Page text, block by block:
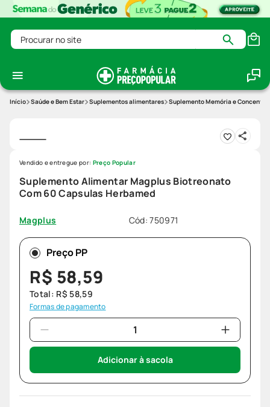
Procurar no site
Saúde e Bem Estar Suplementos alimentares Suplemento Memória e
Suplemento Alimentar Magplus Biotreonato
Com 60 Capsulas Herbamed
Magplus Cód:750971
Vendido e entregue por: Preço Popular
Preço PP
R$ 58,59
Total: R$ 58,59
Formas de pagamento
Adicionar à sacola